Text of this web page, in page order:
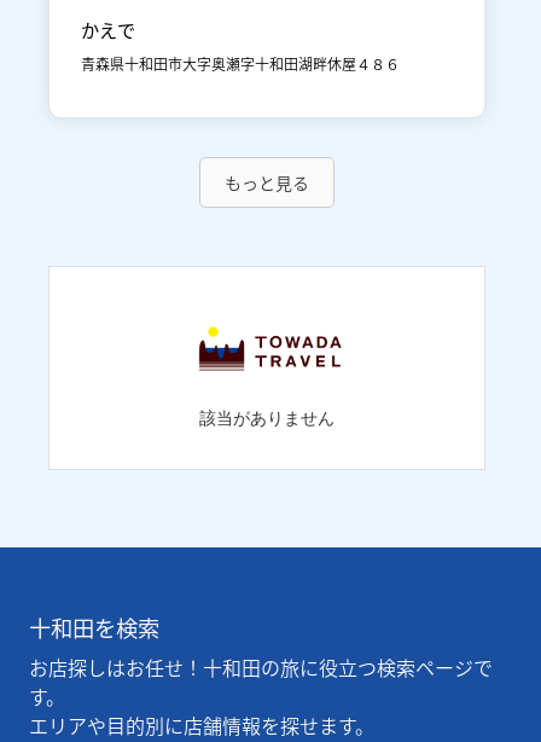
かえで
青森県十和田市大字奥瀬字十和田湖畔休屋４８６
もっと見る
該当がありません
十和田を検索
お店探しはお任せ！十和田の旅に役立つ検索ページで
す。
エリアや目的別に店舗情報を探せます。